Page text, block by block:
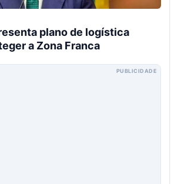
plano de logística
a Zona Franca
PUBLICIDADE